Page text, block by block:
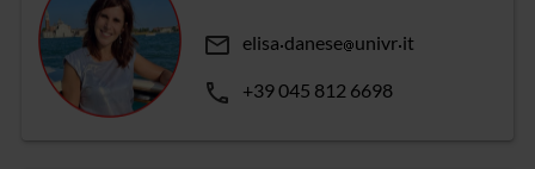
email elisa danese univr it
phone +39 045 812 6698